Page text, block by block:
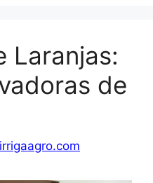
Laranjas:
de
irrigaagro.com